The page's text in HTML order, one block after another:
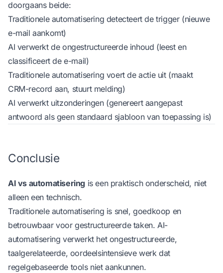
doorgaans beide:
Traditionele automatisering detecteert de trigger (nieuwe
e-mail aankomt)
AI verwerkt de ongestructureerde inhoud (leest en
classificeert de e-mail)
Traditionele automatisering voert de actie uit (maakt
CRM-record aan, stuurt melding)
AI verwerkt uitzonderingen (genereert aangepast
antwoord als geen standaard sjabloon van toepassing is)
Conclusie
AI vs automatisering is een praktisch onderscheid, niet
alleen een technisch.
Traditionele automatisering is snel, goedkoop en
betrouwbaar voor gestructureerde taken. AI-
automatisering verwerkt het ongestructureerde,
taalgerelateerde, oordeelsintensieve werk dat
regelgebaseerde tools niet aankunnen.